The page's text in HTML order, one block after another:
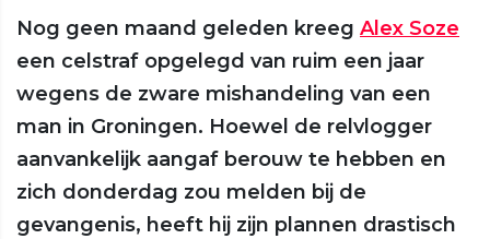
Nog geen maand geleden kreeg Alex Soze
een celstraf opgelegd van ruim een jaar
wegens de zware mishandeling van een
man in Groningen. Hoewel de relvlogger
aanvankelijk aangaf berouw te hebben en
zich donderdag zou melden bij de
gevangenis, heeft hij zijn plannen drastisch